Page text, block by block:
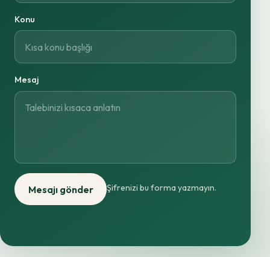
Konu
Mesaj
Mesajı gönder Şifrenizi bu forma yazmayın.